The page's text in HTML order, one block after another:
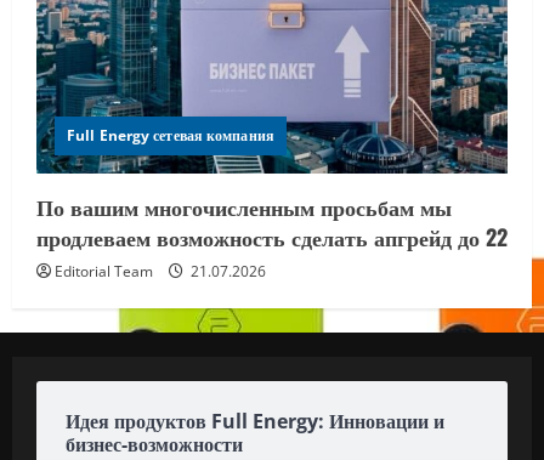
Full Energy сетевая компания
По вашим многочисленным просьбам мы
продлеваем возможность сделать апгрейд до 22
Editorial Team 21.07.2026
Идея продуктов Full Energy: Инновации и
бизнес-возможности